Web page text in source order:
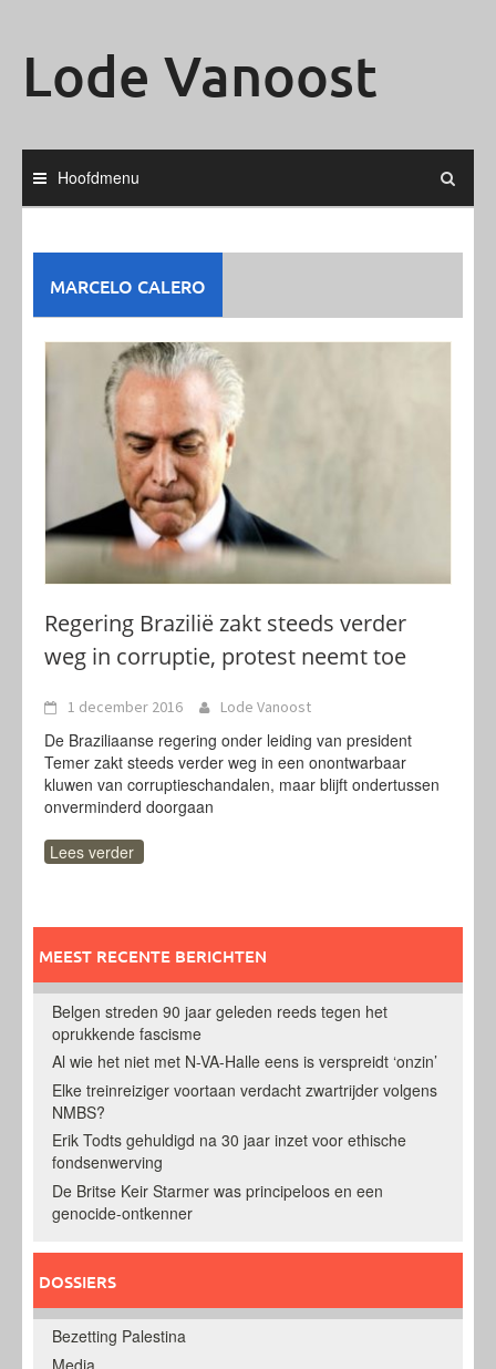
Lode Vanoost
Hoofdmenu
MARCELO CALERO
Regering Brazilië zakt steeds verder
weg in corruptie, protest neemt toe
1 december 2016 Lode Vanoost
De Braziliaanse regering onder leiding van president
Temer zakt steeds verder weg in een onontwarbaar
kluwen van corruptieschandalen, maar blijft ondertussen
onverminderd doorgaan
Lees verder
MEEST RECENTE BERICHTEN
Belgen streden 90 jaar geleden reeds tegen het
oprukkende fascisme
Al wie het niet met N-VA-Halle eens is verspreidt ‘onzin’
Elke treinreiziger voortaan verdacht zwartrijder volgens
NMBS?
Erik Todts gehuldigd na 30 jaar inzet voor ethische
fondsenwerving
De Britse Keir Starmer was principeloos en een
genocide-ontkenner
DOSSIERS
Bezetting Palestina
Media